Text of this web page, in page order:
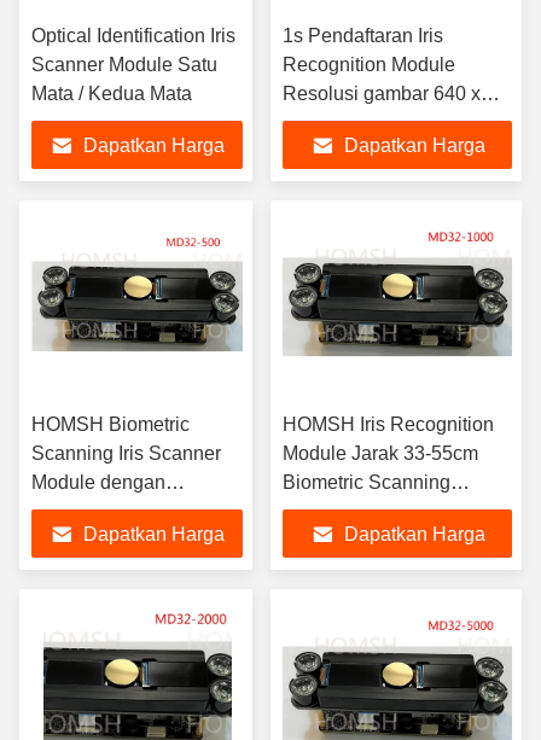
Optical Identification Iris
Scanner Module Satu
Mata / Kedua Mata
Dapatkan Harga
1s Pendaftaran Iris
Recognition Module
Resolusi gambar 640 x
480
Dapatkan Harga
HOMSH Biometric
Scanning Iris Scanner
Module dengan
konsumsi puncak 3,5W
Dapatkan Harga
HOMSH Iris Recognition
Module Jarak 33-55cm
Biometric Scanning
Gadget
Dapatkan Harga